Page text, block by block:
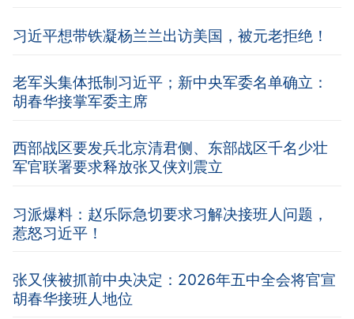
习近平想带铁凝杨兰兰出访美国，被元老拒绝！
老军头集体抵制习近平；新中央军委名单确立：
胡春华接掌军委主席
西部战区要发兵北京清君侧、东部战区千名少壮
军官联署要求释放张又侠刘震立
习派爆料：赵乐际急切要求习解决接班人问题，
惹怒习近平！
张又侠被抓前中央决定：2026年五中全会将官宣
胡春华接班人地位